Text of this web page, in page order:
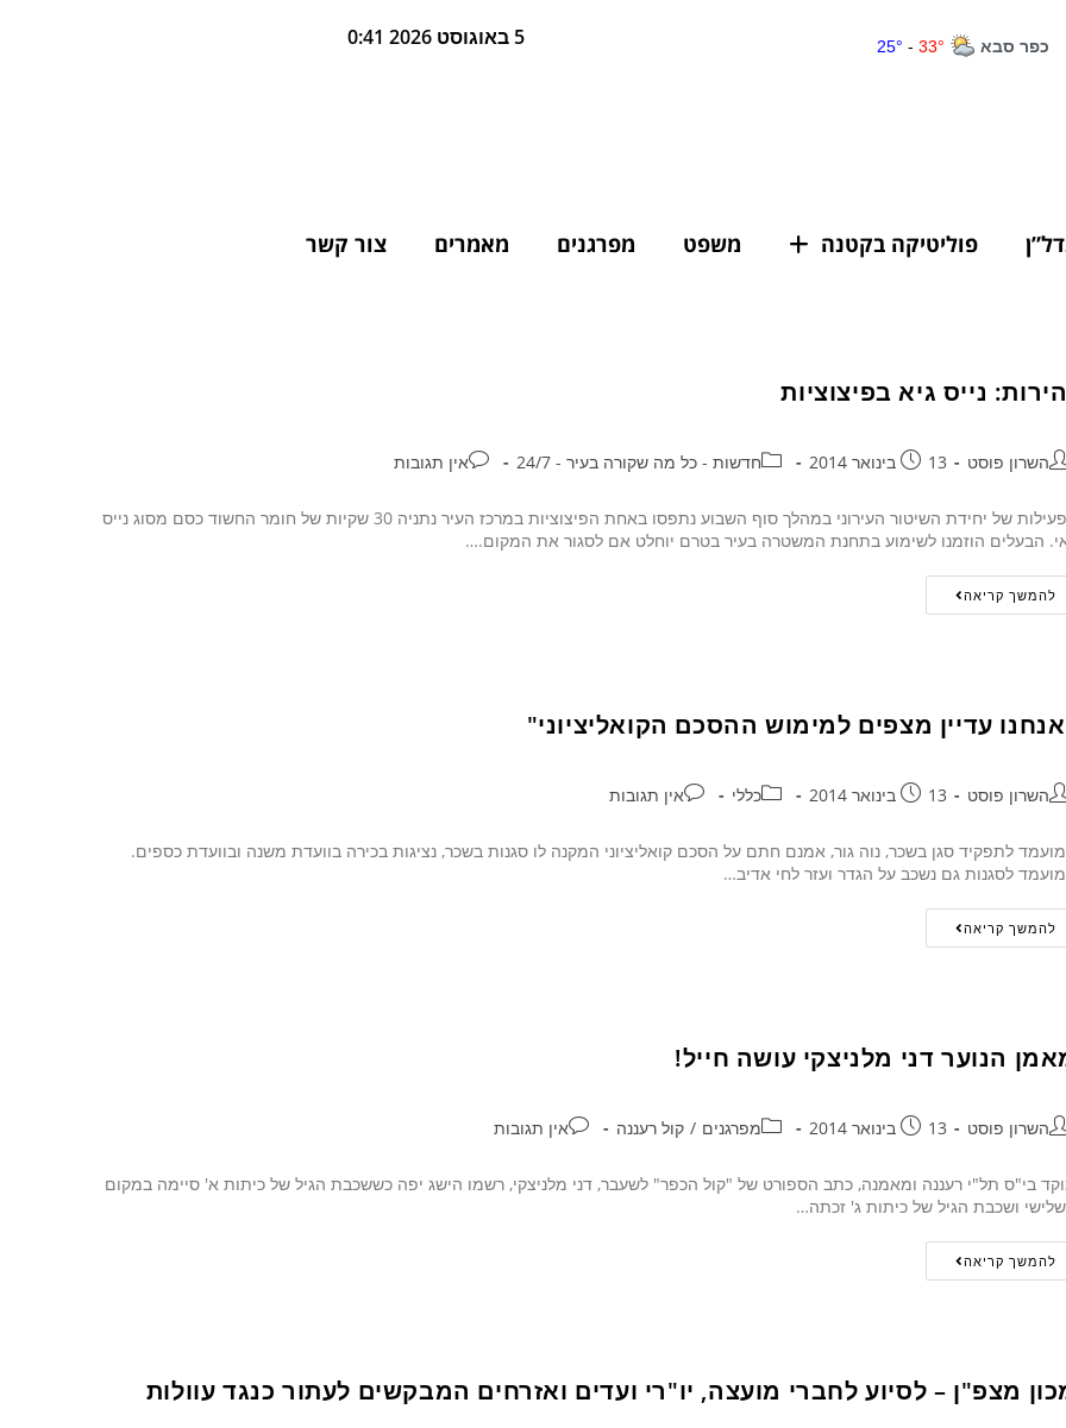
5 באוגוסט 2026 0:41
פוליטיקה בקטנה משפט מפרגנים מאמרים צור קשר
נייס גיא בפיצוציות
השרון פוסט 13 בינואר 2014 חדשות - כל מה שקורה בעיר - 24/7 אין תגובות
בפעילות של יחידת השיטור העירוני במהלך סוף השבוע נתפסו באחת הפיצוציות במרכז העיר נתניה 30 שקיות של חומר החשוד כסם מסוג נייס
הבעלים הוזמנו לשימוע בתחנת המשטרה בעיר בטרם יוחלט אם לסגור את המקום.…
להמשך קריאה
עדיין מצפים למימוש ההסכם הקואליציוני"
השרון פוסט 13 בינואר 2014 כללי אין תגובות
לתפקיד סגן בשכר, נוה גור, אמנם חתם על הסכם קואליציוני המקנה לו סגנות בשכר, נציגות בכירה בוועדת משנה ובוועדת כספים.
לסגנות גם נשכב על הגדר ועזר לחי אדיב…
להמשך קריאה
הנוער דני מלניצקי עושה חייל!
השרון פוסט 13 בינואר 2014 מפרגנים / קול רעננה אין תגובות
בי"ס תל"י רעננה ומאמנה, כתב הספורט של "קול הכפר" לשעבר, דני מלניצקי, רשמו הישג יפה כששכבת הגיל של כיתות א' סיימה במקום
ושכבת הגיל של כיתות ג' זכתה…
להמשך קריאה
מצפ"ן – לסיוע לחברי מועצה, יו"רי ועדים ואזרחים המבקשים לעתור כנגד עוולות